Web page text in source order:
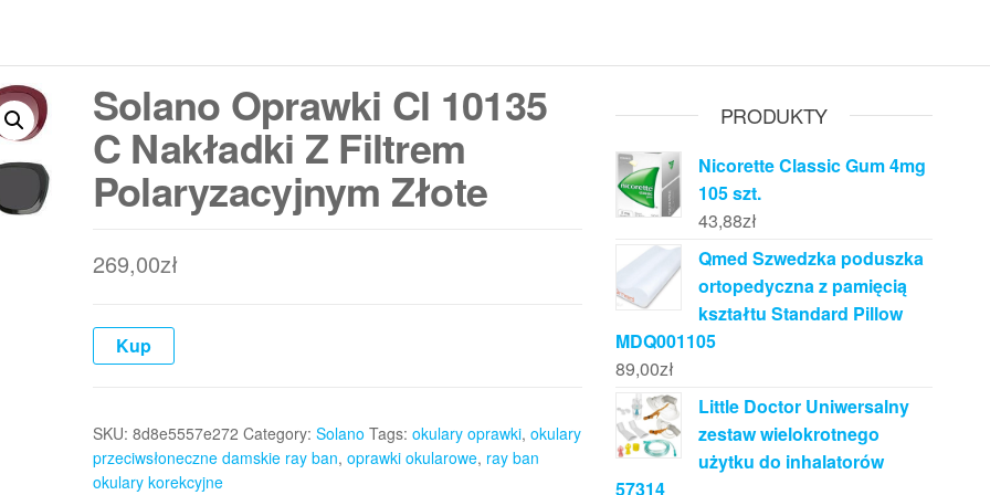
Solano Oprawki Cl 10135
C Nakładki Z Filtrem
Polaryzacyjnym Złote
269,00zł
Kup
SKU: 8d8e5557e272 Category: Solano Tags: okulary oprawki, okulary
przeciwsłoneczne damskie ray ban, oprawki okularowe, ray ban
okulary korekcyjne
PRODUKTY
Nicorette Classic Gum 4mg
105 szt.
43,88zł
Qmed Szwedzka poduszka
ortopedyczna z pamięcią
kształtu Standard Pillow
MDQ001105
89,00zł
Little Doctor Uniwersalny
zestaw wielokrotnego
użytku do inhalatorów
57314